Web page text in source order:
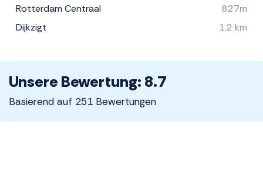
Rotterdam Centraal
827m
Dijkzigt
1.2 km
Unsere Bewertung: 8.7
Basierend auf 251 Bewertungen